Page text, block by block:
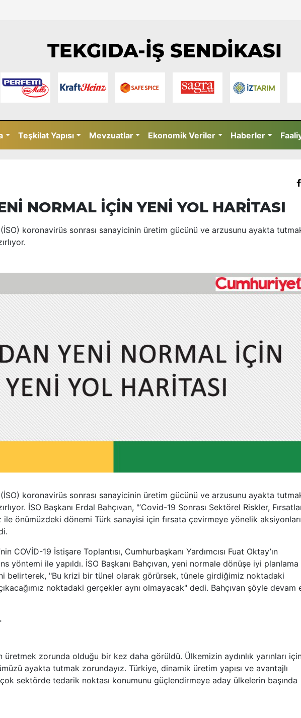
TEKGIDA-İŞ SENDİKASI
Teşkilat Yapısı Mevzuatlar Ekonomik Veriler Haberler
NORMAL İÇİN YENİ YOL HARİTASI
(İSO) koronavirüs sonrası sanayicinin üretim gücünü ve arzusunu ayakta
(İSO) koronavirüs sonrası sanayicinin üretim gücünü ve arzusunu ayakta
İSO Başkanı Erdal Bahçıvan, "’Covid-19 Sonrası Sektörel Riskler,
ile önümüzdeki dönemi Türk sanayisi için fırsata çevirmeye yönelik aksiyonları
COVİD-19 İstişare Toplantısı, Cumhurbaşkanı Yardımcısı Fuat Oktay’ın
yöntemi ile yapıldı. İSO Başkanı Bahçıvan, yeni normale dönüşe iyi planlama
belirterek, "Bu krizi bir tünel olarak görürsek, tünele girdiğimiz noktadaki
noktadaki gerçekler aynı olmayacak" dedi. Bahçıvan şöyle
üretmek zorunda olduğu bir kez daha görüldü. Ülkemizin aydınlık yarınları
ayakta tutmak zorundayız. Türkiye, dinamik üretim yapısı ve avantajlı
sektörde tedarik noktası konumunu güçlendirmeye aday ülkelerin başında